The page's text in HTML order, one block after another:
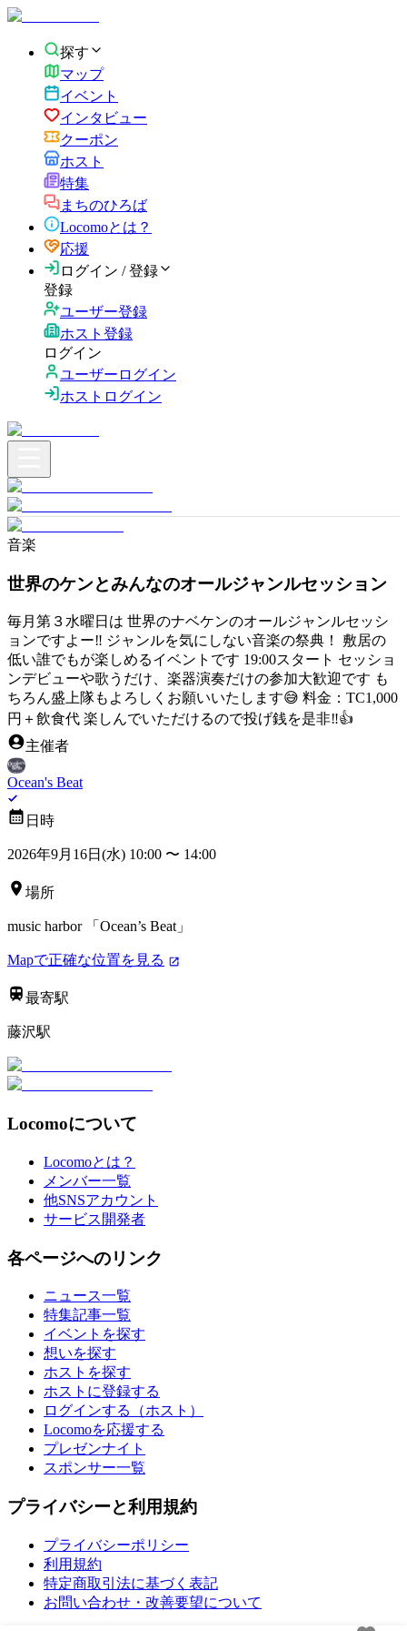
探す
マップ
イベント
インタビュー
クーポン
ホスト
特集
まちのひろば
Locomoとは？
応援
ログイン / 登録
登録
ユーザー登録
ホスト登録
ログイン
ユーザーログイン
ホストログイン
音楽
世界のケンとみんなのオールジャンルセッション
毎月第３水曜日は 世界のナベケンのオールジャンルセッシ
ョンですよー‼️ ジャンルを気にしない音楽の祭典！ 敷居の
低い誰でもが楽しめるイベントです 19:00スタート セッショ
ンデビューや歌うだけ、楽器演奏だけの参加大歓迎です も
ちろん盛上隊もよろしくお願いいたします😅 料金：TC1,000
円＋飲食代 楽しんでいただけるので投げ銭を是非‼️👍
主催者
Ocean's Beat
日時
2026年9月16日(水) 10:00 〜 14:00
場所
music harbor 「Ocean’s Beat」
Mapで正確な位置を見る
最寄駅
藤沢駅
Locomoについて
Locomoとは？
メンバー一覧
他SNSアカウント
サービス開発者
各ページへのリンク
ニュース一覧
特集記事一覧
イベントを探す
想いを探す
ホストを探す
ホストに登録する
ログインする（ホスト）
Locomoを応援する
プレゼンナイト
スポンサー一覧
プライバシーと利用規約
プライバシーポリシー
利用規約
特定商取引法に基づく表記
お問い合わせ・改善要望について